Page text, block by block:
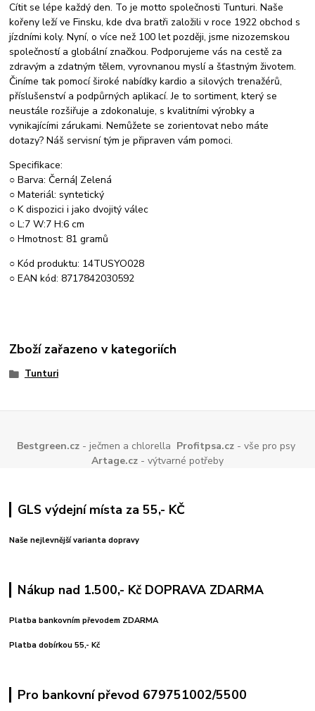
Cítit se lépe každý den. To je motto společnosti Tunturi. Naše
kořeny leží ve Finsku, kde dva bratři založili v roce 1922 obchod s
jízdními koly. Nyní, o více než 100 let později, jsme nizozemskou
společností a globální značkou. Podporujeme vás na cestě za
zdravým a zdatným tělem, vyrovnanou myslí a šťastným životem.
Činíme tak pomocí široké nabídky kardio a silových trenažérů,
příslušenství a podpůrných aplikací. Je to sortiment, který se
neustále rozšiřuje a zdokonaluje, s kvalitními výrobky a
vynikajícími zárukami. Nemůžete se zorientovat nebo máte
dotazy? Náš servisní tým je připraven vám pomoci.
Specifikace:
○ Barva: Černá| Zelená
○ Materiál: syntetický
○ K dispozici i jako dvojitý válec
○ L:7 W:7 H:6 cm
○ Hmotnost: 81 gramů
○ Kód produktu: 14TUSYO028
○ EAN kód: 8717842030592
Zboží zařazeno v kategoriích
Tunturi
Bestgreen.cz - ječmen a chlorella Profitpsa.cz - vše pro psy
Artage.cz - výtvarné potřeby
GLS výdejní místa za 55,- KČ
Naše nejlevnější varianta dopravy
Nákup nad 1.500,- Kč DOPRAVA ZDARMA
Platba bankovním převodem ZDARMA
Platba dobírkou 55,- Kč
Pro bankovní převod 679751002/5500